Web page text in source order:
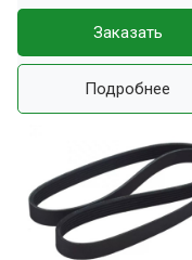
Заказать
Подробнее